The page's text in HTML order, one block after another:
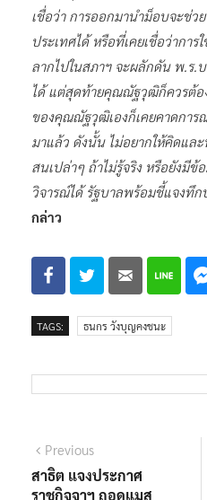
เชื่อว่า การออกมานำม็อบจะช่ว
ประเทศได้ หรือที่เคยเชื่อว่ากา
ลากไปในสภาฯ จะผลักดัน พ.ร.
ได้ แต่สุดท้ายคุณณัฐวุฒิก็ควรต้อ
ของคุณณัฐวุฒิเองก็เคยคาดกา
มาแล้ว ดังนั้น ไม่อยากให้คิดแล
สนเปล่าๆ ถ้าไม่รู้จริง หรือยังมี
วิจารณ์ได้ รัฐบาลพร้อมชี้แจงทึก
กล่าว
TAGS: ธนกร วังบุญคงชนะ
แนะแนว
เรื่อง
PreviousPrevious
post:
สาธิต แจงประกาศ
ราชกิจจาฯ ถอดแมส